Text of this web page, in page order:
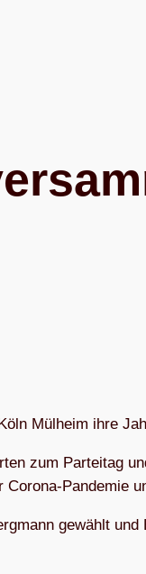
Mül­heim ihre
zum Par­tei­tag
Pan­de­mie
gewählt